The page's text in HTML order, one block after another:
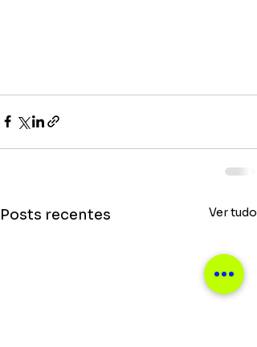
Posts recentes Ver tudo